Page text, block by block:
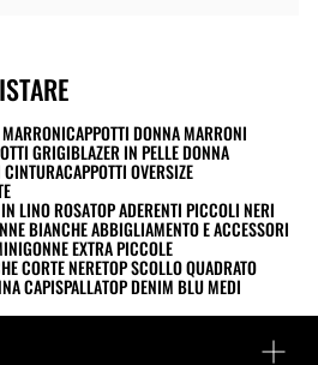
CAPPOTTI DONNA MARRONI
GRIGIBLAZER IN PELLE DONNA
CINTURACAPPOTTI OVERSIZE
LINO ROSATOP ADERENTI PICCOLI NERI
BIANCHE ABBIGLIAMENTO E ACCESSORI
EXTRA PICCOLE
CORTE NERETOP SCOLLO QUADRATO
CAPISPALLATOP DENIM BLU MEDI